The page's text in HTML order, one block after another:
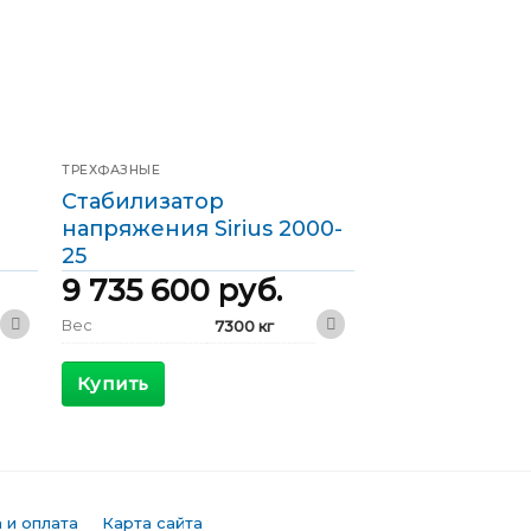
ТРЕХФАЗНЫЕ
Стабилизатор
напряжения Sirius 2000-
25
9 735 600 руб.
Вес 7300 кг
Габариты
Купить
и оплата Карта сайта